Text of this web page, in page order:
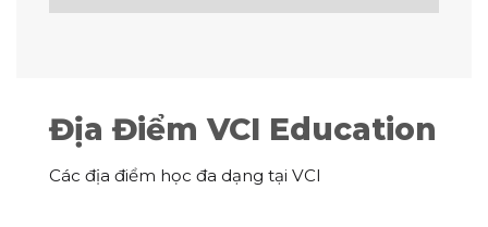
Địa Điểm VCI Education
Các địa điểm học đa dạng tại VCI